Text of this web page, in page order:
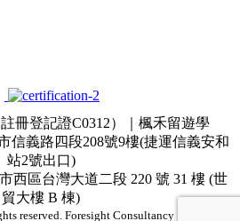
冊登記證C0312）｜楓禾留遊學
信義路四段208號9樓(捷運信義安和
站2號出口)
西區台灣大道二段 220 號 31 樓 (世
貿大樓 B 棟)
reserved. Foresight Consultancy Inc. & 楓展